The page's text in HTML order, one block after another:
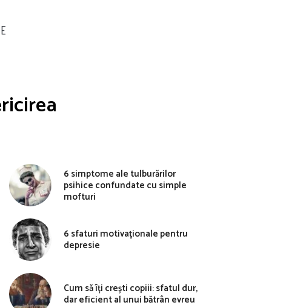
6 simptome ale tulburărilor
psihice confundate cu simple
mofturi
6 sfaturi motivaționale pentru
depresie
Cum să îți crești copiii: sfatul dur,
dar eficient al unui bătrân evreu